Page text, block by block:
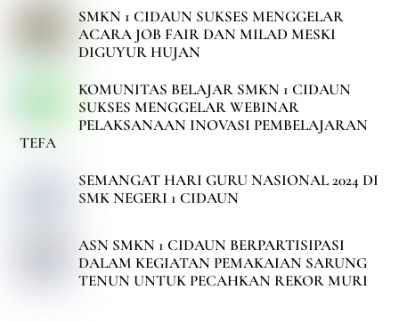
SMKN 1 CIDAUN SUKSES MENGGELAR
ACARA JOB FAIR DAN MILAD MESKI
DIGUYUR HUJAN
KOMUNITAS BELAJAR SMKN 1 CIDAUN
SUKSES MENGGELAR WEBINAR
PELAKSANAAN INOVASI PEMBELAJARAN
TEFA
SEMANGAT HARI GURU NASIONAL 2024 DI
SMK NEGERI 1 CIDAUN
ASN SMKN 1 CIDAUN BERPARTISIPASI
DALAM KEGIATAN PEMAKAIAN SARUNG
TENUN UNTUK PECAHKAN REKOR MURI